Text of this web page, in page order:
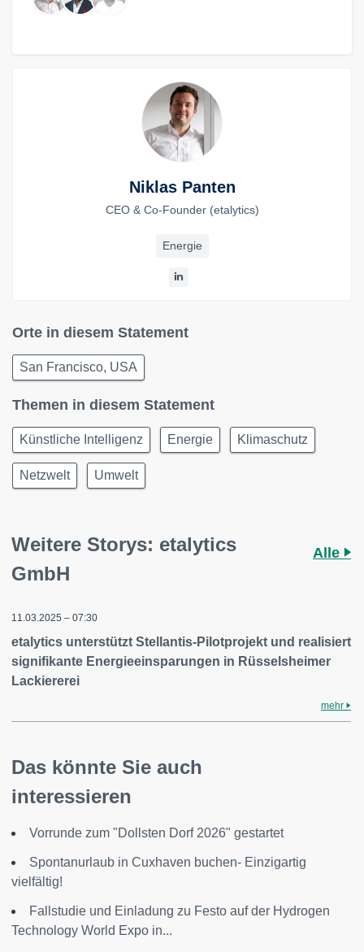
Niklas Panten
CEO & Co-Founder (etalytics)
Energie
Orte in diesem Statement
San Francisco, USA
Themen in diesem Statement
Künstliche Intelligenz Energie Klimaschutz
Netzwelt Umwelt
Weitere Storys: etalytics
GmbH
Alle
11.03.2025 – 07:30
etalytics unterstützt Stellantis-Pilotprojekt und realisiert
signifikante Energieeinsparungen in Rüsselsheimer
Lackiererei
mehr
Das könnte Sie auch
interessieren
Vorrunde zum "Dollsten Dorf 2026" gestartet
Spontanurlaub in Cuxhaven buchen- Einzigartig
vielfältig!
Fallstudie und Einladung zu Festo auf der Hydrogen
Technology World Expo in...